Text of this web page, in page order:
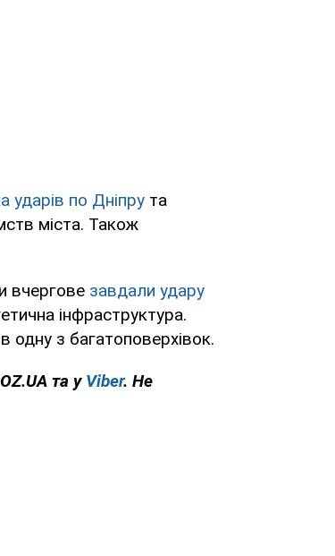
ударів по Дніпру та
міста. Також
вчергове завдали удару
інфраструктура.
з багатоповерхівок.
та у Viber. Не